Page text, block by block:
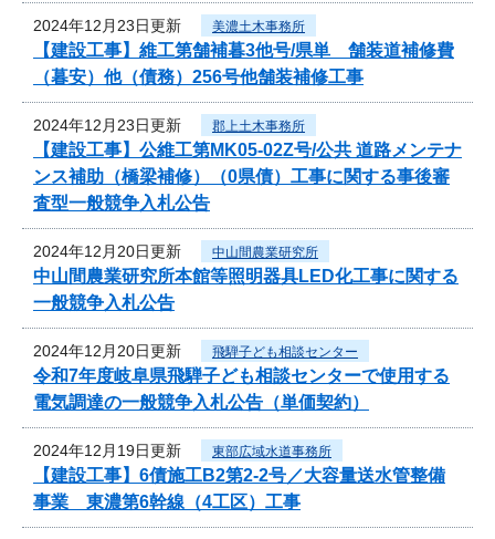
2024年12月23日更新 美濃土木事務所
【建設工事】維工第舗補暮3他号/県単 舗装道補修費
（暮安）他（債務）256号他舗装補修工事
2024年12月23日更新 郡上土木事務所
【建設工事】公維工第MK05-02Z号/公共 道路メンテナ
ンス補助（橋梁補修）（0県債）工事に関する事後審
査型一般競争入札公告
2024年12月20日更新 中山間農業研究所
中山間農業研究所本館等照明器具LED化工事に関する
一般競争入札公告
2024年12月20日更新 飛騨子ども相談センター
令和7年度岐阜県飛騨子ども相談センターで使用する
電気調達の一般競争入札公告（単価契約）
2024年12月19日更新 東部広域水道事務所
【建設工事】6債施工B2第2-2号／大容量送水管整備
事業 東濃第6幹線（4工区）工事